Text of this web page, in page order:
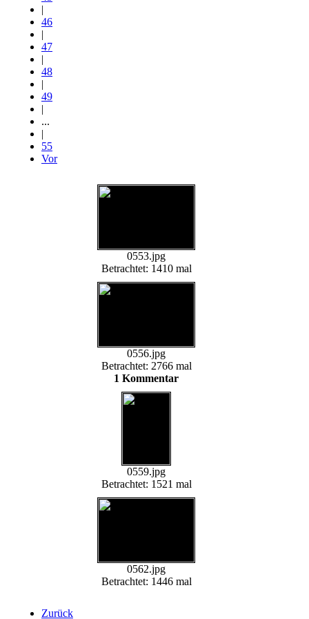
|
46
|
47
|
48
|
49
|
...
|
55
Vor
0553.jpg
Betrachtet: 1410 mal
0556.jpg
Betrachtet: 2766 mal
1 Kommentar
0559.jpg
Betrachtet: 1521 mal
0562.jpg
Betrachtet: 1446 mal
Zurück